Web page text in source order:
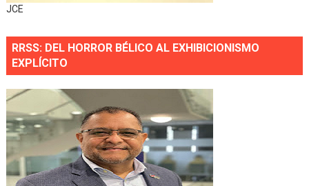
JCE
RRSS: DEL HORROR BÉLICO AL EXHIBICIONISMO
EXPLÍCITO